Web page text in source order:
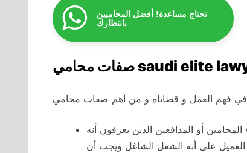
تحتاج مساعدة! أفضل المحاميين
بانتظارك
أو المدافعين الذين يعرفون أنه
على أنه الشغل الشاغل ويجب أن